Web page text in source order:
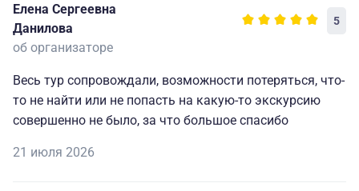
Также приятно удивили своей профессиональной
подготовкой экскурсоводы. Экскурсии проходили
интересно, познавательно и организовано.
Всем спасибо.
Елена Сергеевна
Данилова
5
об организаторе
Весь тур сопровождали, возможности потеряться, что-
то не найти или не попасть на какую-то экскурсию
совершенно не было, за что большое спасибо
21 июля 2026